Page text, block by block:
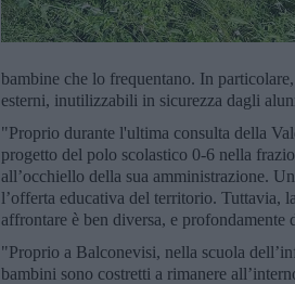
bambine che lo frequentano. In
esterni, inutilizzabili in sicurezza dagli
"Proprio durante l'ultima consulta della
progetto del polo scolastico 0-6 nella
all’occhiello della sua amministrazione.
l’offerta educativa del territorio. Tuttavia,
affrontare è ben diversa, e profondamente
"Proprio a Balconevisi, nella scuola
bambini sono costretti a rimanere